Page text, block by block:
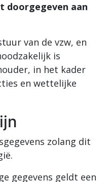
doorgegeven aan
van de vzw, en
is
in het kader
en wettelijke
zolang dit
gegevens geldt een